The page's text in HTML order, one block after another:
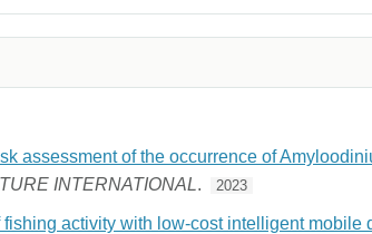
assessment of the occurrence of
INTERNATIONAL. 2023
activity with low-cost intelligent mobile